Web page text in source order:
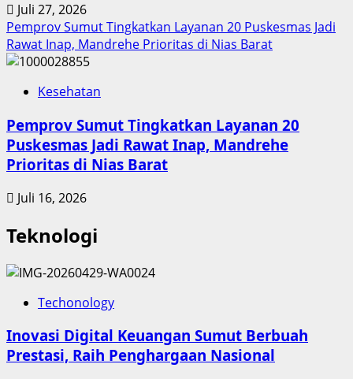
Juli 27, 2026
Pemprov Sumut Tingkatkan Layanan 20 Puskesmas Jadi
Rawat Inap, Mandrehe Prioritas di Nias Barat
Kesehatan
Pemprov Sumut Tingkatkan Layanan 20
Puskesmas Jadi Rawat Inap, Mandrehe
Prioritas di Nias Barat
Juli 16, 2026
Teknologi
Techonology
Inovasi Digital Keuangan Sumut Berbuah
Prestasi, Raih Penghargaan Nasional